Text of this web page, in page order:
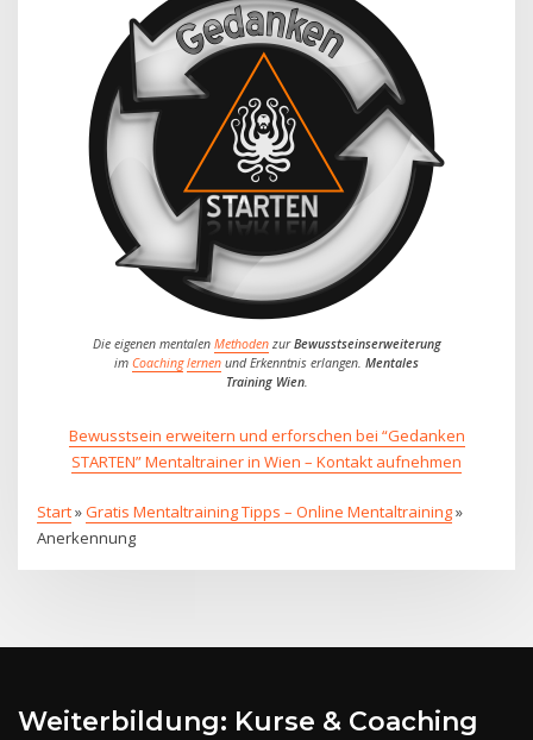
Die eigenen mentalen MethodenzurBewusstseinserweiterung
im Coaching lernen und Erkenntnis erlangen. Mentales
Training Wien.
Bewusstsein erweitern und erforschen bei “Gedanken
STARTEN” Mentaltrainer in Wien – Kontakt aufnehmen
Start»Gratis Mentaltraining Tipps – Online Mentaltraining»
Anerkennung
Weiterbildung: Kurse & Coaching